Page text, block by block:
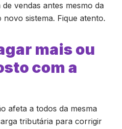
vendas antes mesmo da
sistema. Fique atento.
mais ou
com a
afeta a todos da mesma
tributária para corrigir